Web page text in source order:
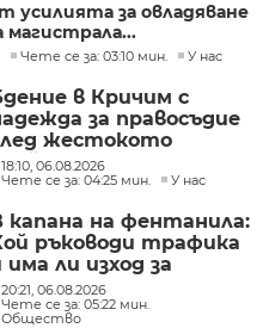
усилията за овладяване
магистрала...
Чете се за: 03:10 мин. У нас
в Кричим с
за правосъдие
жестокото
на млад мъж
Пловдив от
18:10, 06.08.2026
Чете се за: 04:25 мин.
У нас
капана на фентанила:
ръководи трафика
има ли изход за
20:21, 06.08.2026
Чете се за: 05:22 мин.
Общество